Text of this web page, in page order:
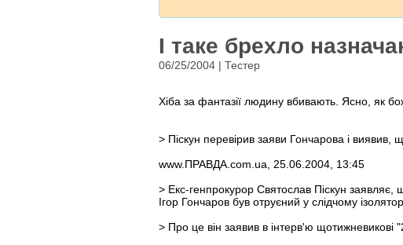
І таке брехло
06/25/2004 | Тестер
Хіба за фантазії людину вбивають. Ясно, як
> Піскун перевірив заяви Гончарова і виявив,
www.ПРАВДА.com.ua, 25.06.2004, 13:45
> Екс-генпрокурор Святослав Піскун
Ігор Гончаров був отруєний у слідчому
> Про це він заявив в інтерв'ю